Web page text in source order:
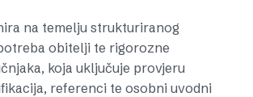
na temelju strukturiranog
obitelji te rigorozne
koja uključuje provjeru
referenci te osobni uvodni